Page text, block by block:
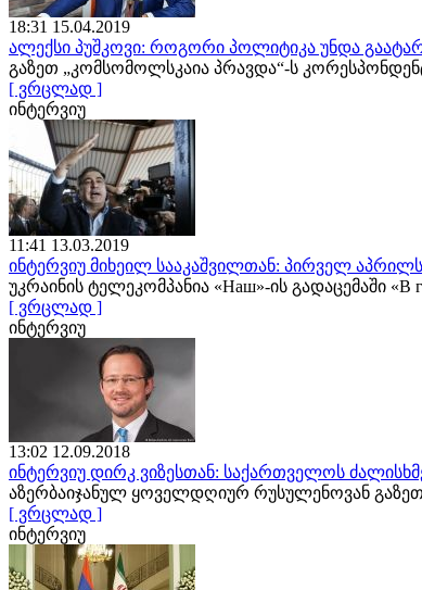
18:31 15.04.2019
ალექსი პუშკოვი: როგორი პოლიტიკა უნდა
გაზეთ „კომსომოლსკაია პრავდა“-ს
[ ვრცლად ]
ინტერვიუ
11:41 13.03.2019
ინტერვიუ მიხეილ სააკაშვილთან: პირველ აპრილს
უკრაინის ტელეკომპანია «Наш»-ის გადაცემაში
[ ვრცლად ]
ინტერვიუ
13:02 12.09.2018
ინტერვიუ დირკ ვიზესთან: საქართველოს
აზერბაიჯანულ ყოველდღიურ რუსულენოვან გაზეთ
[ ვრცლად ]
ინტერვიუ